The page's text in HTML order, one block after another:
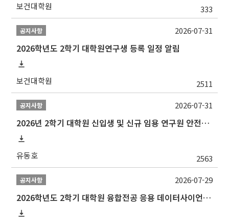
보건대학원 333
공지사항
2026학년도 2학기 대학원연구생 등록 일정 알림
보건대학원 2511
2026-07-31
공지사항
2026년 2학기 대학원 신입생 및 신규 임용 연구원 안전환경교육(신규교육) 실시 안내
유동호 2563
2026-07-31
공지사항
2026학년도 2학기 대학원 융합전공 응용 데이터사이언스 선발 계획 알림
2026-07-29